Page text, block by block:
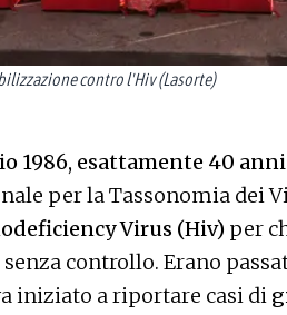
contro l'Hiv (Lasorte)
1986, esattamente 40 anni
per la Tassonomia dei
Virus (Hiv) per
controllo. Erano
iniziato a riportare casi di